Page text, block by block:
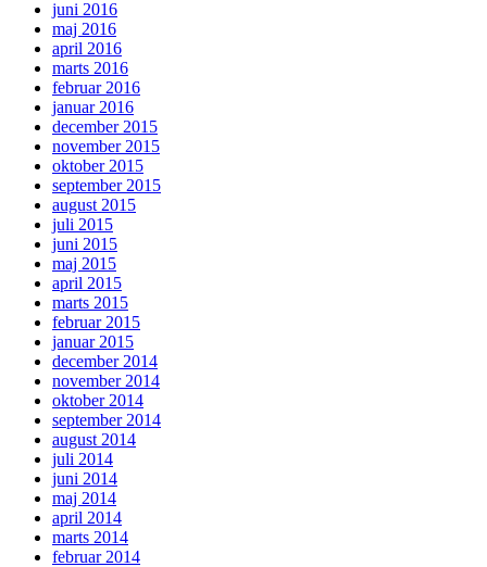
juni 2016
maj 2016
april 2016
marts 2016
februar 2016
januar 2016
december 2015
november 2015
oktober 2015
september 2015
august 2015
juli 2015
juni 2015
maj 2015
april 2015
marts 2015
februar 2015
januar 2015
december 2014
november 2014
oktober 2014
september 2014
august 2014
juli 2014
juni 2014
maj 2014
april 2014
marts 2014
februar 2014